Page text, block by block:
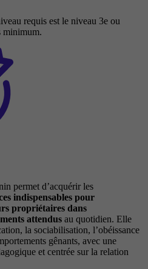
requis est le niveau 3e ou
minimum.
permet d’acquérir les
indispensables pour
propriétaires dans
attendus au quotidien. Elle
la sociabilisation, l’obéissance
gênants, avec une
et centrée sur la relation